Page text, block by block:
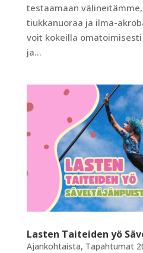
testaamaan
tiukkanuoraa ja ilma-
voit kokeilla
ja...
Lasten Taiteiden yö
Ajankohtaista, Tapahtumat